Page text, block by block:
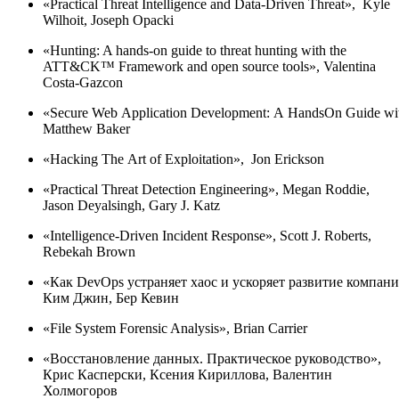
«Practical Threat Intelligence and Data-Driven Threat», Kyle
Wilhoit, Joseph Opacki
«Hunting: A hands-on guide to threat hunting with the
ATT&CK™ Framework and open source tools», Valentina
Costa-Gazcon
«Secure Web Application Development: A HandsOn Guide
Matthew Baker
«Hacking The Art of Exploitation», Jon Erickson
«Practical Threat Detection Engineering», Megan Roddie,
Jason Deyalsingh, Gary J. Katz
«Intelligence-Driven Incident Response», Scott J. Roberts,
Rebekah Brown
«Как DevOps устраняет хаос и ускоряет развитие
Ким Джин, Бер Кевин
«File System Forensic Analysis», Brian Carrier
«Восстановление данных. Практическое руководство»,
Крис Касперски, Ксения Кириллова, Валентин
Холмогоров